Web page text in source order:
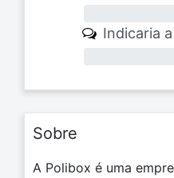
Indicaria
Sobre
A Polibox é uma